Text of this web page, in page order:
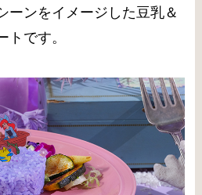
ーンをイメージした豆乳＆
トです。